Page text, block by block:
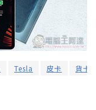
Tesla 皮卡 貨卡